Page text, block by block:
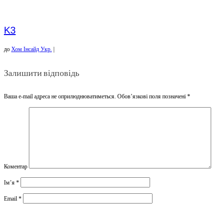
K3
до Хом Інсайд Укр.
Залишити відповідь
Ваша e-mail адреса не оприлюднюватиметься. Обов’язкові поля позначені *
Коментар
Ім’я *
Email *